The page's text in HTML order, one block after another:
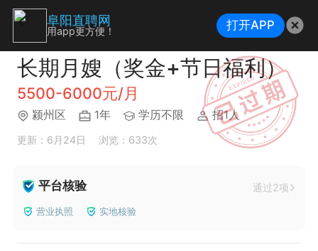
长期月嫂（奖金+节日福利）
5500-6000元/月
颍州区 1年 学历不限 招1人
更新：6月24日 浏览：633次
平台核验 通过2项
营业执照 实地核验
阜阳直聘网
用app更方便！ 打开APP